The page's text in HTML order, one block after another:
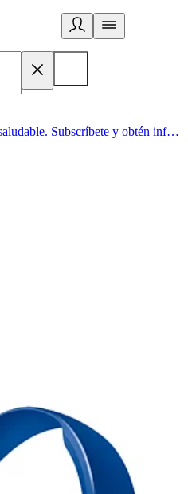
Acá comienza un estilo de vida saludable. Subscríbete y obtén información de primera mano